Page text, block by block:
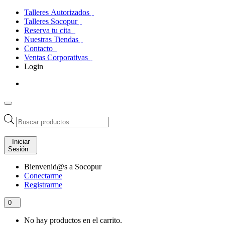
Talleres Autorizados
Talleres Socopur
Reserva tu cita
Nuestras Tiendas
Contacto
Ventas Corporativas
Login
Búsqueda
de
productos
Iniciar
Sesión
Bienvenid@s a Socopur
Conectarme
Registrarme
0
No hay productos en el carrito.